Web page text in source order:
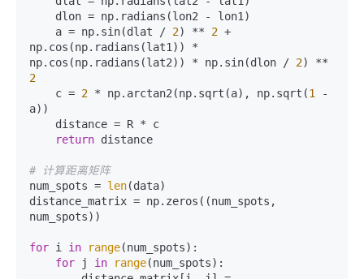
    a = np.sin(dlat /
2) ** 2 +
np.cos(np.radians(lat1)) *
np.cos(np.radians(lat2)) * np.sin(dlon / 2
2
    c =
2 * np.arctan2(np.sqrt(a), np.sqrt(1
-
a))
return distance
# 计算距离矩阵
num_spots = len(data)
distance_matrix = np.zeros((num_spots,
num_spots))
for i in range(num_spots):
for j in range(num_spots):